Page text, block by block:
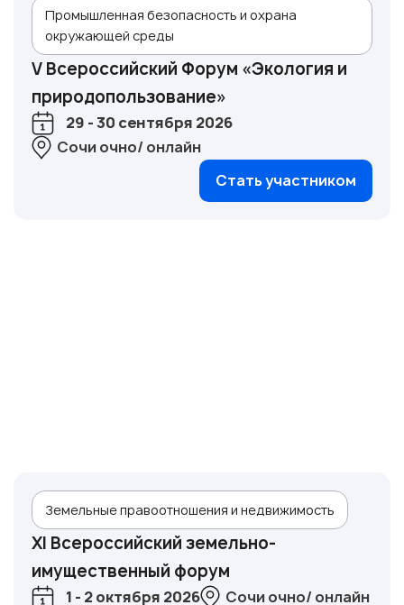
Промышленная безопасность и охрана
окружающей среды
V Всероссийский Форум «Экология и
природопользование»
29 - 30 сентября 2026
Сочи очно/ онлайн
Стать участником
Земельные правоотношения и недвижимость
XI Всероссийский земельно-
имущественный форум
1 - 2 октября 2026 Сочи очно/ онлайн